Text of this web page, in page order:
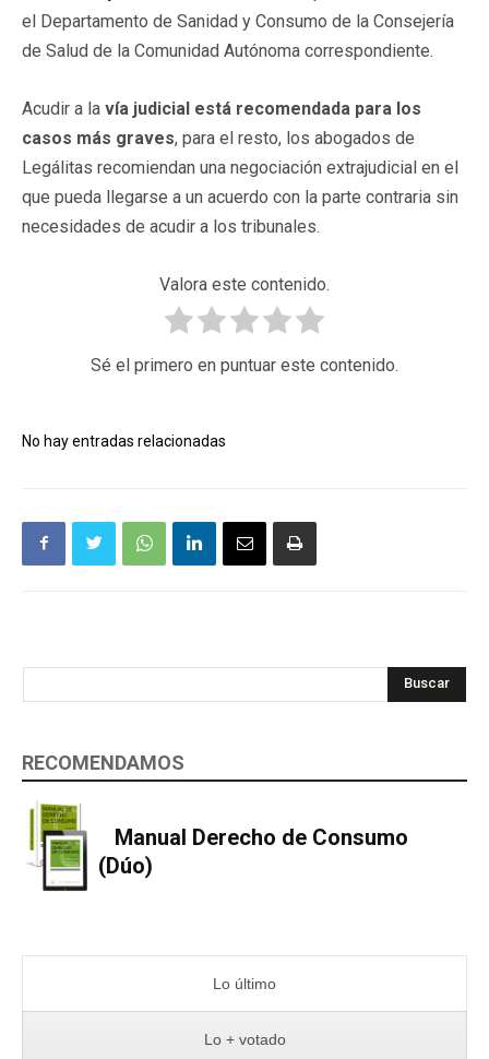
el Departamento de Sanidad y Consumo de la Consejería
de Salud de la Comunidad Autónoma correspondiente.
Acudir a la vía judicial está recomendada para los
casos más graves, para el resto, los abogados de
Legálitas recomiendan una negociación extrajudicial en el
que pueda llegarse a un acuerdo con la parte contraria sin
necesidades de acudir a los tribunales.
Valora este contenido.
Sé el primero en puntuar este contenido.
No hay entradas relacionadas
Buscar
RECOMENDAMOS
Manual Derecho de Consumo
(Dúo)
Lo último
Lo + votado